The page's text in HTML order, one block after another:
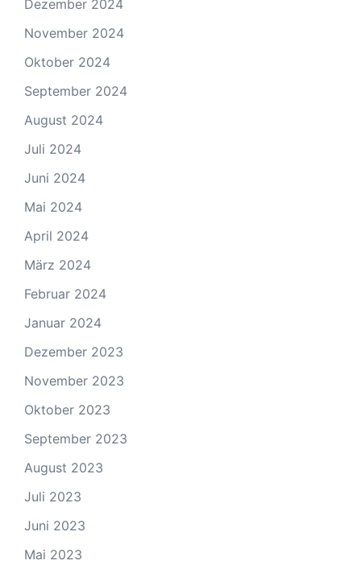
Dezember 2024
November 2024
Oktober 2024
September 2024
August 2024
Juli 2024
Juni 2024
Mai 2024
April 2024
März 2024
Februar 2024
Januar 2024
Dezember 2023
November 2023
Oktober 2023
September 2023
August 2023
Juli 2023
Juni 2023
Mai 2023